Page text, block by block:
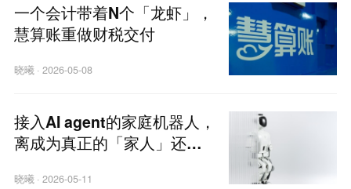
一个会计带着N个「龙虾」，
慧算账重做财税交付
晓曦· 2026-05-08
接入AI agent的家庭机器人，
离成为真正的「家人」还差
晓曦· 2026-05-11